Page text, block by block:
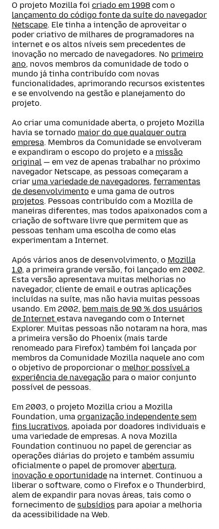
O projeto Mozilla foi criado em 1998 com o
lançamento do código fonte da suíte do navegador
Netscape. Ele tinha a intenção de aproveitar o
poder criativo de milhares de programadores na
internet e os altos níveis sem precedentes de
inovação no mercado de navegadores. No primeiro
ano, novos membros da comunidade de todo o
mundo já tinha contribuído com novas
funcionalidades, aprimorando recursos existentes
e se envolvendo na gestão e planejamento do
projeto.
Ao criar uma comunidade aberta, o projeto Mozilla
havia se tornado maior do que qualquer outra
empresa. Membros da Comunidade se envolveram
e expandiram o escopo do projeto e a missão
original — em vez de apenas trabalhar no próximo
navegador Netscape, as pessoas começaram a
criar uma variedade de navegadores, ferramentas
de desenvolvimento e uma gama de outros
projetos. Pessoas contribuído com a Mozilla de
maneiras diferentes, mas todos apaixonados com a
criação de software livre que permitem que as
pessoas tenham uma escolha de como elas
experimentam a Internet.
Após vários anos de desenvolvimento, o Mozilla
1.0, a primeira grande versão, foi lançado em 2002.
Esta versão apresentava muitas melhorias no
navegador, cliente de email e outras aplicações
incluídas na suíte, mas não havia muitas pessoas
usando. Em 2002, bem mais de 90 % dos usuários
de Internet estava navegando com o Internet
Explorer. Muitas pessoas não notaram na hora, mas
a primeira versão do Phoenix (mais tarde
renomeado para Firefox) também foi lançada por
membros da Comunidade Mozilla naquele ano com
o objetivo de proporcionar o melhor possível a
experiência de navegação para o maior conjunto
possível de pessoas.
Em 2003, o projeto Mozilla criou a Mozilla
Foundation, uma organização independente sem
fins lucrativos, apoiada por doadores individuais e
uma variedade de empresas. A nova Mozilla
Foundation continuou no papel de gerenciar as
operações diárias do projeto e também assumiu
oficialmente o papel de promover abertura,
inovação e oportunidade na internet. Continuou a
liberar o software, como o Firefox e o Thunderbird,
alem de expandir para novas áreas, tais como o
fornecimento de subsídios para apoiar a melhoria
da acessibilidade na Web.